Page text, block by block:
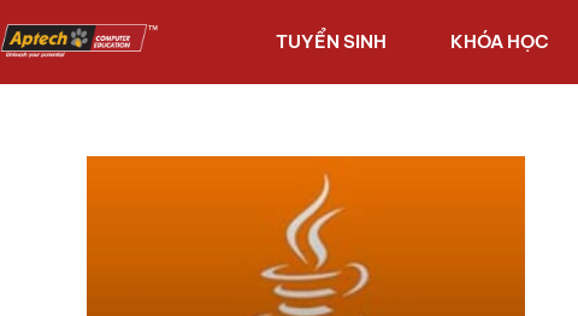
TUYỂN SINH KHÓA HỌC